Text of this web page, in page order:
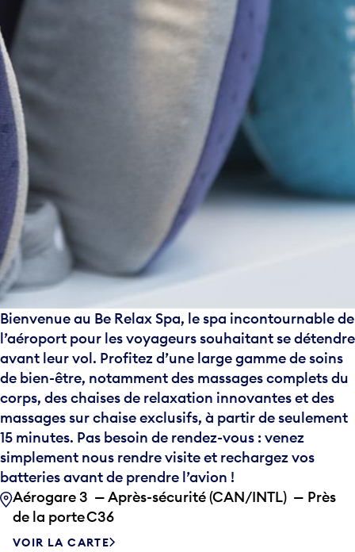
Bienvenue au Be Relax Spa, le spa incontournable de
l’aéroport pour les voyageurs souhaitant se détendre
avant leur vol. Profitez d’une large gamme de soins
de bien-être, notamment des massages complets du
corps, des chaises de relaxation innovantes et des
massages sur chaise exclusifs, à partir de seulement
15 minutes. Pas besoin de rendez-vous : venez
simplement nous rendre visite et rechargez vos
batteries avant de prendre l’avion !
Aérogare 3 — Après-sécurité (CAN/INTL) — Près
de la porte C36
VOIR LA CARTE